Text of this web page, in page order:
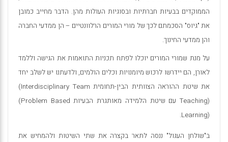
הממוקדים בבעיות חברתיות ובסוגיות העולות מהן. הדבר מחייב כמובן
את "גיוס" הסכמתם לכך של מורי המורים הרלוונטיים – הן ממדעי החברה
והן ממדעי החינוך.
על מנת שמורי המורים יוכלו לפתח תכניות התואמות את הגישה וללמד
לאורן, הם יידרשו לרכוש מיומנויות וכלים הולמים, ולדעתנו יש לשלב יחד
את שיטת ההוראה הצוותית הבין-תחומית (Interdisciplinary Team
Teaching)עם שיטת הלמידה מאותגרת הבעיות (Problem Based
Learning)
.
ב"שולחן העגול" ננסה לתאר בקצרה את שתי השיטות ולהמחיש את